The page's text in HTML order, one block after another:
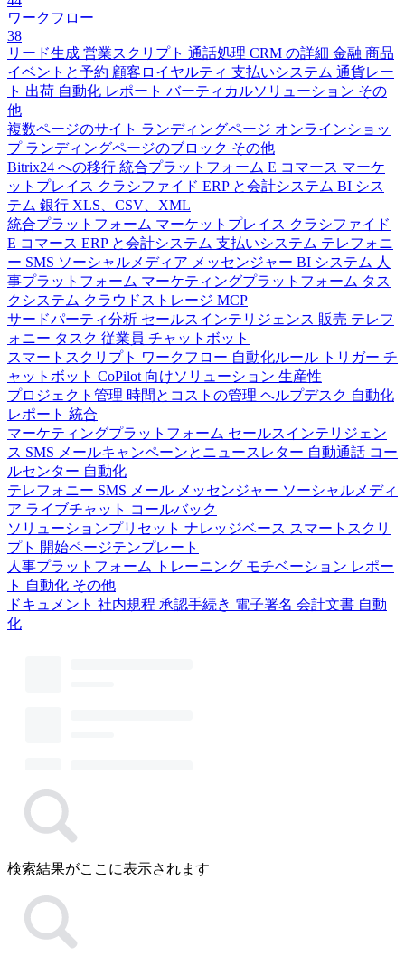
ワークフロー
38
リード生成 営業スクリプト 通話処理 CRM の詳細 金融 商品
イベントと予約 顧客ロイヤルティ 支払いシステム 通貨レー
ト 出荷 自動化 レポート バーティカルソリューション その
他
複数ページのサイト ランディングページ オンラインショッ
プ ランディングページのブロック その他
Bitrix24 への移行 統合プラットフォーム E コマース マーケ
ットプレイス クラシファイド ERP と会計システム BI シス
テム 銀行 XLS、CSV、XML
統合プラットフォーム マーケットプレイス クラシファイド
E コマース ERP と会計システム 支払いシステム テレフォニ
ー SMS ソーシャルメディア メッセンジャー BI システム 人
事プラットフォーム マーケティングプラットフォーム タス
クシステム クラウドストレージ MCP
サードパーティ分析 セールスインテリジェンス 販売 テレフ
ォニー タスク 従業員 チャットボット
スマートスクリプト ワークフロー 自動化ルール トリガー チ
ャットボット CoPilot 向けソリューション 生産性
プロジェクト管理 時間とコストの管理 ヘルプデスク 自動化
レポート 統合
マーケティングプラットフォーム セールスインテリジェン
ス SMS メールキャンペーンとニュースレター 自動通話 コー
ルセンター 自動化
テレフォニー SMS メール メッセンジャー ソーシャルメディ
ア ライブチャット コールバック
ソリューションプリセット ナレッジベース スマートスクリ
プト 開始ページテンプレート
人事プラットフォーム
トレーニング モチベーション レポー
ト 自動化 その他
ドキュメント 社内規程 承認手続き 電子署名 会計文書 自動
化
検索結果がここに表示されます